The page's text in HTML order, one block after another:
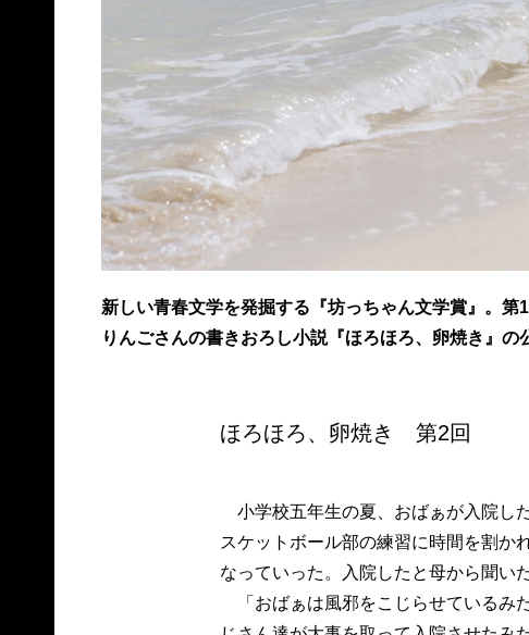
新しい青春文学を発掘する『坊っちゃん文学賞』。
りんごさんの書きおろし小説『ほろほろ、卵焼き』の
ほろほろ、卵焼き 第2回
小学校五年生の夏、おばぁが入院し
スケットボール部の練習に時間を割か
なっていった。入院したと母から聞い
「おばぁは風邪をこじらせているみ